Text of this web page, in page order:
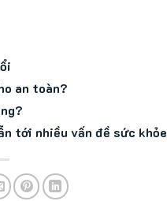
an toàn?
tới nhiều vấn đề sức khỏe